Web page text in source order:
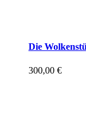
Die
300,00 €